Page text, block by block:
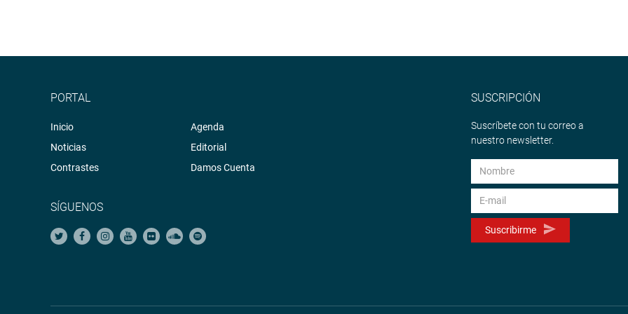
PORTAL
Inicio
Noticias
Contrastes
Agenda
Editorial
Damos Cuenta
SÍGUENOS
SUSCRIPCIÓN
Suscríbete con tu correo a
nuestro newsletter.
Suscribirme